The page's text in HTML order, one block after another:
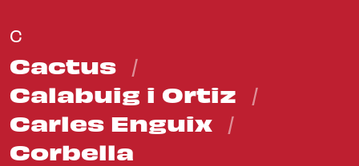
C
Cactus
Calabuig i Ortiz
Carles Enguix
Corbella